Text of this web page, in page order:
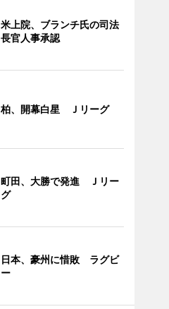
米上院、ブランチ氏の司法
長官人事承認
柏、開幕白星 Ｊリーグ
町田、大勝で発進 Ｊリー
グ
日本、豪州に惜敗 ラグビ
ー